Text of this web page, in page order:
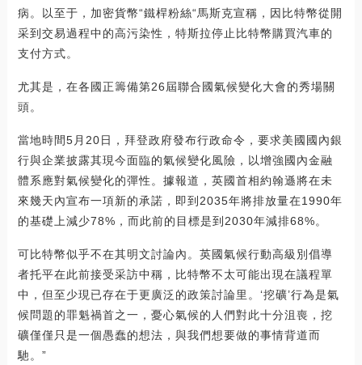
病。以至于，加密貨幣“鐵桿粉絲“馬斯克宣稱，因比特幣從開
采到交易過程中的高污染性，特斯拉停止比特幣購買汽車的
支付方式。
尤其是，在各國正籌備第26屆聯合國氣候變化大會的秀場關
頭。
當地時間5月20日，拜登政府發布行政命令，要求美國國內銀
行與企業披露其現今面臨的氣候變化風險，以增強國內金融
體系應對氣候變化的彈性。據報道，英國首相約翰遜將在未
來幾天內宣布一項新的承諾，即到2035年將排放量在1990年
的基礎上減少78%，而此前的目標是到2030年減排68%。
可比特幣似乎不在其明文討論內。英國氣候行動高級別倡導
者托平在此前接受采訪中稱，比特幣不太可能出現在議程單
中，但至少現已存在于更廣泛的政策討論里。‘挖礦’行為是氣
候問題的罪魁禍首之一，憂心氣候的人們對此十分沮喪，挖
礦僅僅只是一個愚蠢的想法，與我們想要做的事情背道而
馳。”